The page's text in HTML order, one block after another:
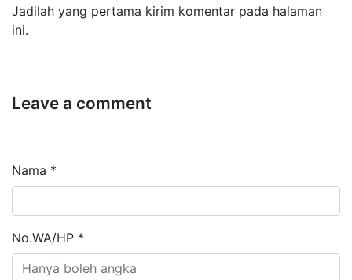
Jadilah yang pertama kirim komentar pada halaman
ini.
Leave a comment
Nama *
No.WA/HP *